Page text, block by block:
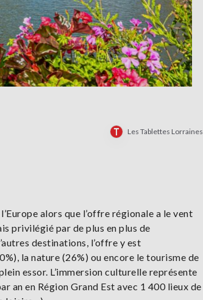
Les Tablettes Lorraines
alors que l’offre régionale a le vent
privilégié par de plus en plus de
destinations, l’offre y est
la nature (26%) ou encore le tourisme de
essor. L’immersion culturelle représente
an en Région Grand Est avec 1 400 lieux de